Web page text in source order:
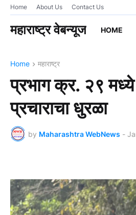
Home About Us Contact Us
महाराष्ट्र वेबन्यूज HOME
Home महाराष्ट्र
प्रभाग क्र. २९
प्रचाराचा धुरळा
by Maharashtra WebNews -